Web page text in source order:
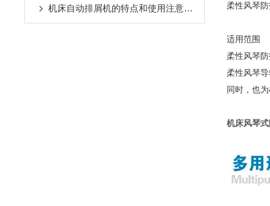
机床自动排屑机的特点和使用注意事项
柔性风琴
适用范围
柔性风琴
柔性风琴
同时，也
机床风琴